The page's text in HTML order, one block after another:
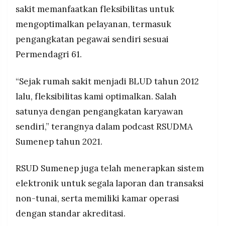
sakit memanfaatkan fleksibilitas untuk
mengoptimalkan pelayanan, termasuk
pengangkatan pegawai sendiri sesuai
Permendagri 61.
“Sejak rumah sakit menjadi BLUD tahun 2012
lalu, fleksibilitas kami optimalkan. Salah
satunya dengan pengangkatan karyawan
sendiri,” terangnya dalam podcast RSUDMA
Sumenep tahun 2021.
RSUD Sumenep juga telah menerapkan sistem
elektronik untuk segala laporan dan transaksi
non-tunai, serta memiliki kamar operasi
dengan standar akreditasi.